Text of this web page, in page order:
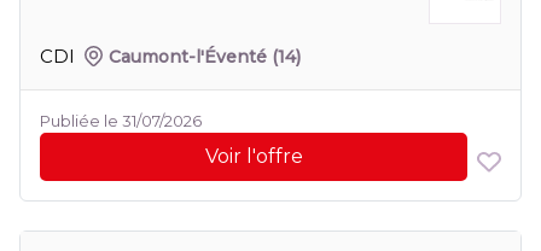
CDI Caumont-l'Éventé (14)
Publiée le 31/07/2026
Voir l'offre